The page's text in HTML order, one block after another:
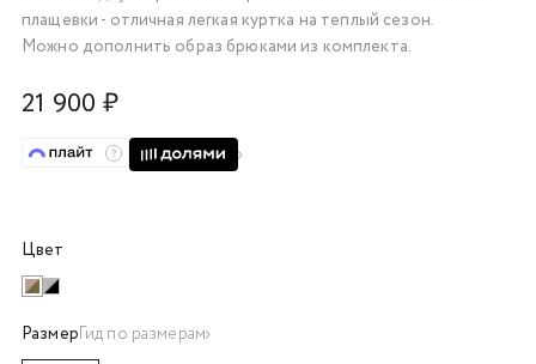
плащевки - отличная легкая куртка на теплый сезон.
Можно дополнить образ брюками из комплекта.
21 900 ₽
Цвет
РазмерГид по размерам
об оплате Плайтом
Остались вопросы?
8 800 302-02-51